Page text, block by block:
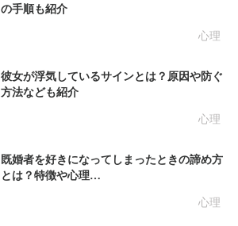
心理
の手順も紹介
心理
彼女が浮気しているサインとは？原因や防ぐ
方法なども紹介
心理
既婚者を好きになってしまったときの諦め方
とは？特徴や心理…